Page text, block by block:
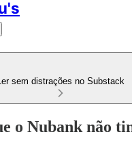
sem distrações no Substack
o Nubank não